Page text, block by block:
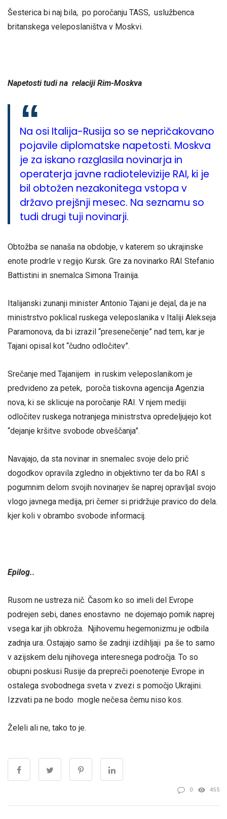
Šesterica bi naj bila, po poročanju TASS, uslužbenca
britanskega veleposlaništva v Moskvi.
Napetosti tudi na relaciji Rim-Moskva
Na osi Italija-Rusija so se nepričakovano
pojavile diplomatske napetosti. Moskva
je za iskano razglasila novinarja in
operaterja javne radiotelevizije RAI, ki je
bil obtožen nezakonitega vstopa v
državo prejšnji mesec. Na seznamu so
tudi drugi tuji novinarji.
Obtožba se nanaša na obdobje, v katerem so ukrajinske
enote prodrle v regijo Kursk. Gre za novinarko RAI Stefanio
Battistini in snemalca Simona Trainija.
Italijanski zunanji minister Antonio Tajani je dejal, da je na
ministrstvo poklical ruskega veleposlanika v Italiji Alekseja
Paramonova, da bi izrazil “presenečenje” nad tem, kar je
Tajani opisal kot “čudno odločitev”.
Srečanje med Tajanijem in ruskim veleposlanikom je
predvideno za petek, poroča tiskovna agencija Agenzia
nova, ki se sklicuje na poročanje RAI. V njem mediji
odločitev ruskega notranjega ministrstva opredeljujejo kot
“dejanje kršitve svobode obveščanja”.
Navajajo, da sta novinar in snemalec svoje delo prič
dogodkov opravila zgledno in objektivno ter da bo RAI s
pogumnim delom svojih novinarjev še naprej opravljal svojo
vlogo javnega medija, pri čemer si pridržuje pravico do dela.
kjer koli v obrambo svobode informacij.
Epilog..
Rusom ne ustreza nič. Časom ko so imeli del Evrope
podrejen sebi, danes enostavno ne dojemajo pomik naprej
vsega kar jih obkroža. Njihovemu hegemonizmu je odbila
zadnja ura. Ostajajo samo še zadnji izdihljaji pa še to samo
v azijskem delu njihovega interesnega področja. To so
obupni poskusi Rusije da prepreči poenotenje Evrope in
ostalega svobodnega sveta v zvezi s pomočjo Ukrajini.
Izzvati pa ne bodo mogle nečesa čemu niso kos.
Želeli ali ne, tako to je.
0 455